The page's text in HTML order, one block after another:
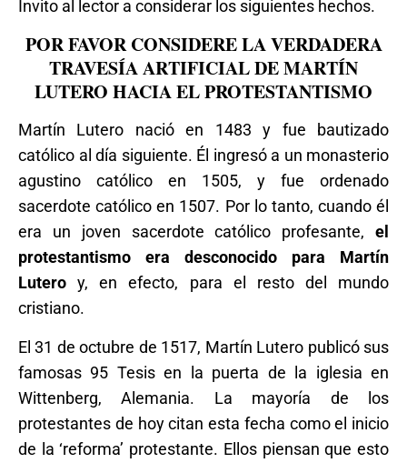
Invito al lector a considerar los siguientes hechos.
POR FAVOR CONSIDERE LA VERDADERA
TRAVESÍA ARTIFICIAL DE MARTÍN
LUTERO HACIA EL PROTESTANTISMO
Martín Lutero nació en 1483 y fue bautizado
católico al día siguiente. Él ingresó a un monasterio
agustino católico en 1505, y fue ordenado
sacerdote católico en 1507. Por lo tanto, cuando él
era un joven sacerdote católico profesante, el
protestantismo era desconocido para Martín
Lutero y, en efecto, para el resto del mundo
cristiano.
El 31 de octubre de 1517, Martín Lutero publicó sus
famosas 95 Tesis en la puerta de la iglesia en
Wittenberg, Alemania. La mayoría de los
protestantes de hoy citan esta fecha como el inicio
de la ‘reforma’ protestante. Ellos piensan que esto